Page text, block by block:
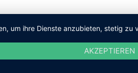
um ihre Dienste anzubieten, stetig
AKZEPTIEREN